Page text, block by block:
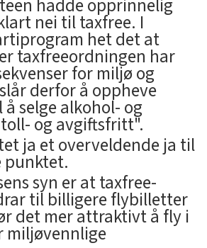
hadde opprinnelig
nei til taxfree. I
het det at
taxfreeordningen har
for miljø og
derfor å oppheve
selge alkohol- og
og avgiftsfritt".
ja et overveldende ja til
punktet.
syn er at taxfree-
til billigere flybilletter
det mer attraktivt å fly i
miljøvennlige